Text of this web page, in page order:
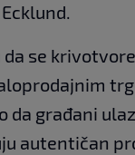
se
da građani
autentičan